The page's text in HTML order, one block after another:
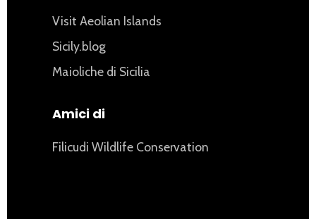
Visit Aeolian Islands
Sicily.blog
Maioliche di Sicilia
Amici di
Filicudi Wildlife Conservation